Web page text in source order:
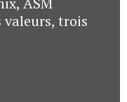
trois